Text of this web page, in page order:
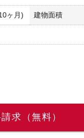
ヶ月) 建物面積
求（無料）